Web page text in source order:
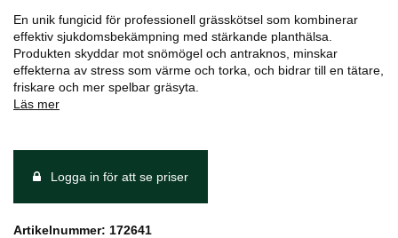
En unik fungicid för professionell grässkötsel som kombinerar
effektiv sjukdomsbekämpning med stärkande planthälsa.
Produkten skyddar mot snömögel och antraknos, minskar
effekterna av stress som värme och torka, och bidrar till en tätare,
friskare och mer spelbar gräsyta.
Läs mer
Logga in för att se priser
Artikelnummer: 172641